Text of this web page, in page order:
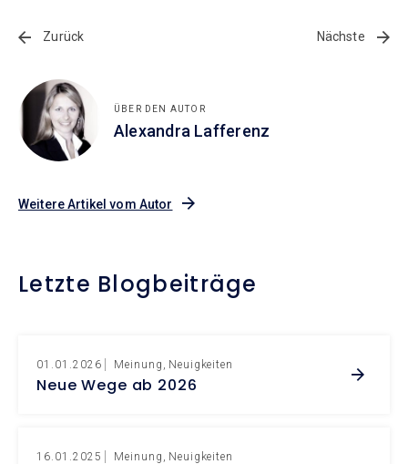
Zurück Nächste
ÜBER DEN AUTOR
Alexandra Lafferenz
Weitere Artikel vom Autor
Letzte Blogbeiträge
01.01.2026 Meinung Neuigkeiten
Neue Wege ab 2026
16.01.2025 Meinung Neuigkeiten